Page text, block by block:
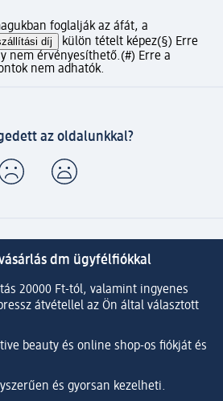
foglalják az áfát, a
díj külön tételt képez(§) Erre
nem érvényesíthető.(#) Erre a
nem adhatók.
az oldalunkkal?
dm ügyfélfiókkal
20000 Ft-tól, valamint ingyenes
átvétellel az Ön által választott
beauty és online shop-os fiókját és
és gyorsan kezelheti.